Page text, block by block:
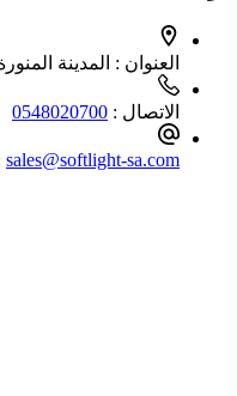
العنوان : المدينة
الاتصال : 0548020700
sales@softlight-sa.com